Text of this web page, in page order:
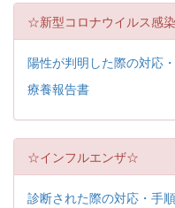
☆新型コロナウイルス感
陽性が判明した際の対応
療養報告書
☆インフルエンザ☆
診断された際の対応・手順